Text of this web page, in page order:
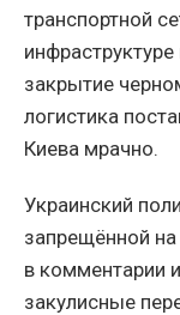
транспортной
закрытие
логистика
Киева мрачно.
Украинский
запрещённой
в комментарии
закулисные